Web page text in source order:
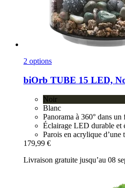
2 options
biOrb TUBE 15 LED,
Noir
Blanc
Panorama à 360° dans un
Éclairage LED durable et
Parois en acrylique d’une
179,99 €
Livraison gratuite jusqu’au 08